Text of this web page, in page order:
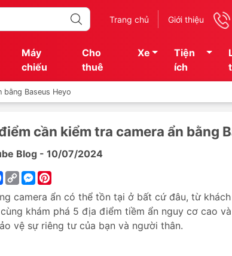
Trang chủ Giới thiệu
Máy
chiếu
Cho
thuê
Xe
Tiện
ích
bằng Baseus Heyo
cần kiểm tra camera ẩn bằng
Blog - 10/07/2024
Facebook
Copy
Link
Messenger
camera ẩn có thể tồn tại ở bất cứ đâu, từ
khám phá 5 địa điểm tiềm ẩn nguy cơ cao
vệ sự riêng tư của bạn và người thân.